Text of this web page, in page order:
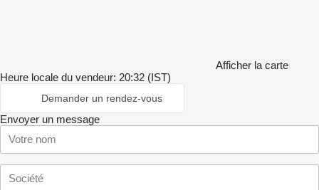
Afficher la carte
Heure locale du vendeur: 20:32 (IST)
Demander un rendez-vous
Envoyer un message